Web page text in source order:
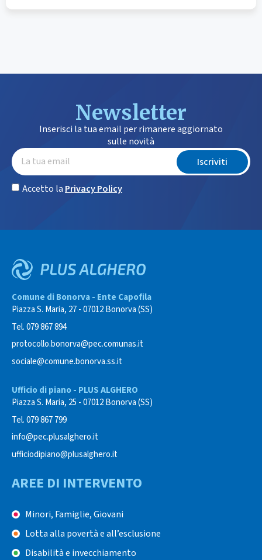
Newsletter
Inserisci la tua email per rimanere aggiornato
sulle novità
Accetto la Privacy Policy
Iscriviti
Comune di Bonorva - Ente Capofila
Piazza S. Maria, 27 - 07012 Bonorva (SS)
Tel. 079 867 894
protocollo.bonorva@pec.comunas.it
sociale@comune.bonorva.ss.it
Ufficio di piano - PLUS ALGHERO
Piazza S. Maria, 25 - 07012 Bonorva (SS)
Tel. 079 867 799
info@pec.plusalghero.it
ufficiodipiano@plusalghero.it
AREE DI INTERVENTO
Minori, Famiglie, Giovani
Lotta alla povertà e all’esclusione
Disabilità e invecchiamento